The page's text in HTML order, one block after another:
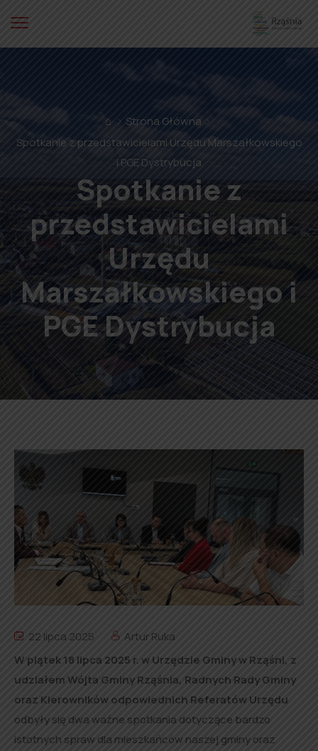
⌂
Strona Główna
Spotkanie z przedstawicielami Urzędu Marszałkowskiego
i PGE Dystrybucja
Spotkanie z
przedstawicielami
Urzędu
Marszałkowskiego i
PGE Dystrybucja
22 lipca 2025
Artur Ruka
W piątek 18 lipca 2025 r. w Urzędzie Gminy w Rząśni, z
udziałem Wójta Gminy Rząśnia, Radnych Rady Gminy
oraz Kierowników odpowiednich Referatów Urzędu
odbyły się dwa ważne spotkania dotyczące bardzo
istotnych spraw dla mieszkańców naszej gminy oraz